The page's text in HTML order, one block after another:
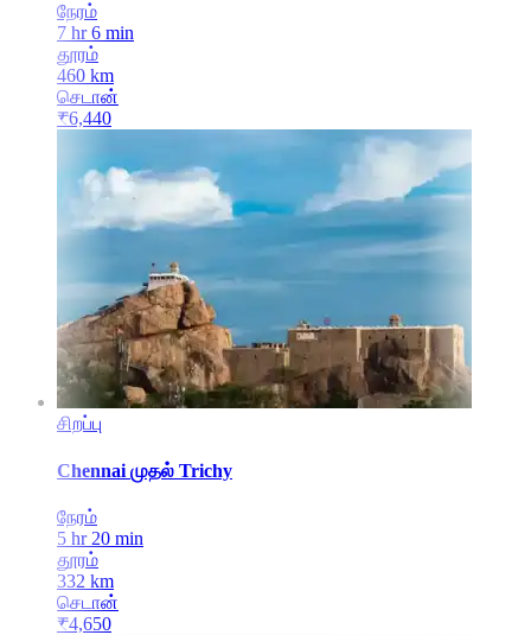
நேரம்
7 hr 6 min
தூரம்
460 km
செடான்
₹6,440
சிறப்பு
Chennai முதல் Trichy
நேரம்
5 hr 20 min
தூரம்
332 km
செடான்
₹4,650